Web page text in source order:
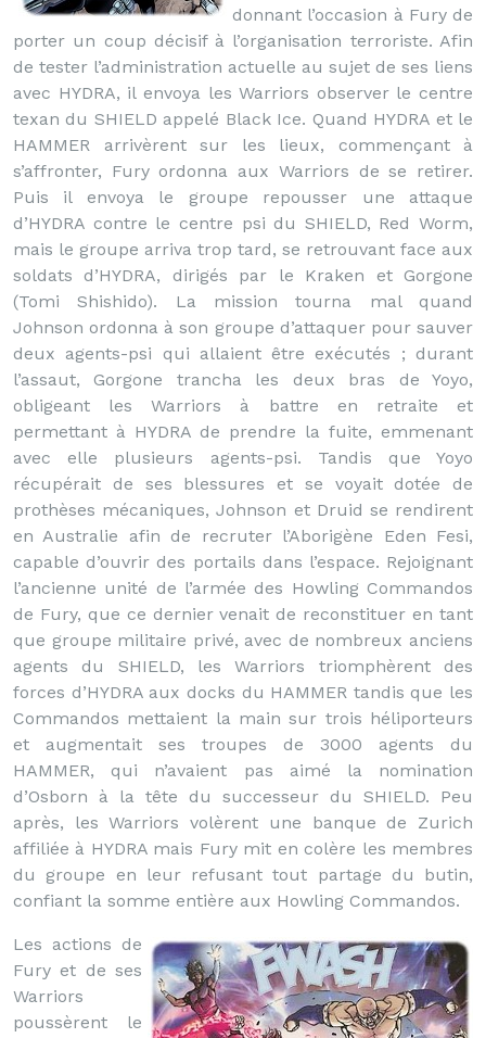
donnant l’occasion à Fury de
porter un coup décisif à l’organisation terroriste. Afin
de tester l’administration actuelle au sujet de ses liens
avec HYDRA, il envoya les Warriors observer le centre
texan du SHIELD appelé Black Ice. Quand HYDRA et le
HAMMER arrivèrent sur les lieux, commençant à
s’affronter, Fury ordonna aux Warriors de se retirer.
Puis il envoya le groupe repousser une attaque
d’HYDRA contre le centre psi du SHIELD, Red Worm,
mais le groupe arriva trop tard, se retrouvant face aux
soldats d’HYDRA, dirigés par le Kraken et Gorgone
(Tomi Shishido). La mission tourna mal quand
Johnson ordonna à son groupe d’attaquer pour sauver
deux agents-psi qui allaient être exécutés ; durant
l’assaut, Gorgone trancha les deux bras de Yoyo,
obligeant les Warriors à battre en retraite et
permettant à HYDRA de prendre la fuite, emmenant
avec elle plusieurs agents-psi. Tandis que Yoyo
récupérait de ses blessures et se voyait dotée de
prothèses mécaniques, Johnson et Druid se rendirent
en Australie afin de recruter l’Aborigène Eden Fesi,
capable d’ouvrir des portails dans l’espace. Rejoignant
l’ancienne unité de l’armée des Howling Commandos
de Fury, que ce dernier venait de reconstituer en tant
que groupe militaire privé, avec de nombreux anciens
agents du SHIELD, les Warriors triomphèrent des
forces d’HYDRA aux docks du HAMMER tandis que les
Commandos mettaient la main sur trois héliporteurs
et augmentait ses troupes de 3000 agents du
HAMMER, qui n’avaient pas aimé la nomination
d’Osborn à la tête du successeur du SHIELD. Peu
après, les Warriors volèrent une banque de Zurich
affiliée à HYDRA mais Fury mit en colère les membres
du groupe en leur refusant tout partage du butin,
confiant la somme entière aux Howling Commandos.
Les actions de
Fury et de ses
Warriors
poussèrent le